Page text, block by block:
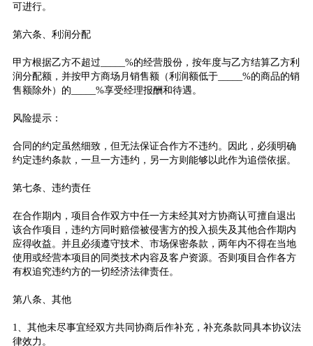
可进行。
第六条、利润分配
甲方根据乙方不超过_____%的经营股份，按年度与乙方结算乙方利
润分配额，并按甲方商场月销售额（利润额低于_____%的商品的销
售额除外）的_____%享受经理报酬和待遇。
风险提示：
合同的约定虽然细致，但无法保证合作方不违约。因此，必须明确
约定违约条款，一旦一方违约，另一方则能够以此作为追偿依据。
第七条、违约责任
在合作期内，项目合作双方中任一方未经其对方协商认可擅自退出
该合作项目，违约方同时赔偿被侵害方的投入损失及其他合作期内
应得收益。并且必须遵守技术、市场保密条款，两年内不得在当地
使用或经营本项目的同类技术内容及客户资源。否则项目合作各方
有权追究违约方的一切经济法律责任。
第八条、其他
1、其他未尽事宜经双方共同协商后作补充，补充条款同具本协议法
律效力。